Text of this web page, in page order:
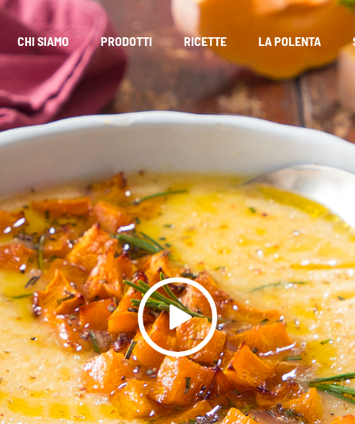
CHI SIAMO PRODOTTI RICETTE LA POLENTA